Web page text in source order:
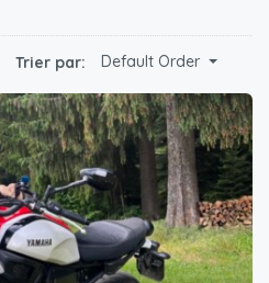
Trier par: Default Order